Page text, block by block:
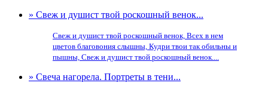
» Свеж и душист твой роскошный венок...
Свеж и душист твой роскошный венок, Всех в нем
цветов благовония слышны, Кудри твои так обильны и
пышны, Свеж и душист твой роскошный венок....
» Свеча нагорела. Портреты в тени...